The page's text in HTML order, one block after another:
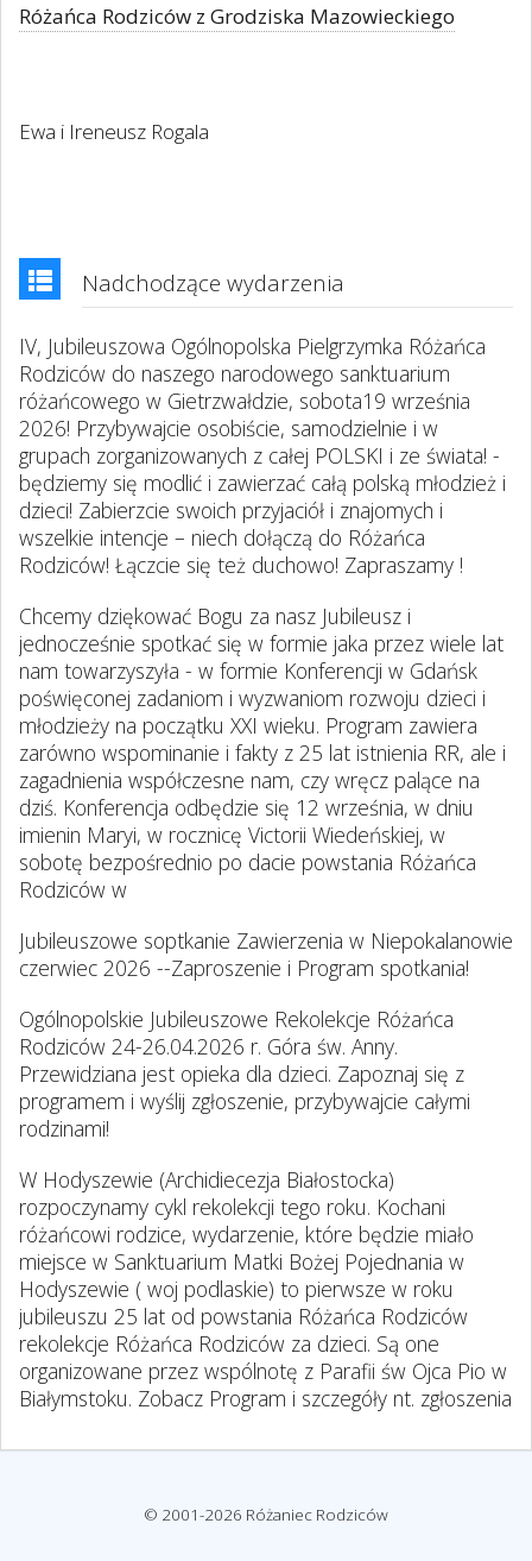
Różańca Rodziców z Grodziska Mazowieckiego
Ewa i Ireneusz Rogala
Nadchodzące wydarzenia
IV, Jubileuszowa Ogólnopolska Pielgrzymka Różańca
Rodziców do naszego narodowego sanktuarium
różańcowego w Gietrzwałdzie, sobota19 września
2026! Przybywajcie osobiście, samodzielnie i w
grupach zorganizowanych z całej POLSKI i ze świata! -
będziemy się modlić i zawierzać całą polską młodzież i
dzieci! Zabierzcie swoich przyjaciół i znajomych i
wszelkie intencje – niech dołączą do Różańca
Rodziców! Łączcie się też duchowo! Zapraszamy !
Chcemy dziękować Bogu za nasz Jubileusz i
jednocześnie spotkać się w formie jaka przez wiele lat
nam towarzyszyła - w formie Konferencji w Gdańsk
poświęconej zadaniom i wyzwaniom rozwoju dzieci i
młodzieży na początku XXI wieku. Program zawiera
zarówno wspominanie i fakty z 25 lat istnienia RR, ale i
zagadnienia współczesne nam, czy wręcz palące na
dziś. Konferencja odbędzie się 12 września, w dniu
imienin Maryi, w rocznicę Victorii Wiedeńskiej, w
sobotę bezpośrednio po dacie powstania Różańca
Rodziców w
Jubileuszowe soptkanie Zawierzenia w Niepokalanowie
czerwiec 2026 --Zaproszenie i Program spotkania!
Ogólnopolskie Jubileuszowe Rekolekcje Różańca
Rodziców 24-26.04.2026 r. Góra św. Anny.
Przewidziana jest opieka dla dzieci. Zapoznaj się z
programem i wyślij zgłoszenie, przybywajcie całymi
rodzinami!
W Hodyszewie (Archidiecezja Białostocka)
rozpoczynamy cykl rekolekcji tego roku. Kochani
różańcowi rodzice, wydarzenie, które będzie miało
miejsce w Sanktuarium Matki Bożej Pojednania w
Hodyszewie ( woj podlaskie) to pierwsze w roku
jubileuszu 25 lat od powstania Różańca Rodziców
rekolekcje Różańca Rodziców za dzieci. Są one
organizowane przez wspólnotę z Parafii św Ojca Pio w
Białymstoku. Zobacz Program i szczegóły nt. zgłoszenia
© 2001-2026 Różaniec Rodziców